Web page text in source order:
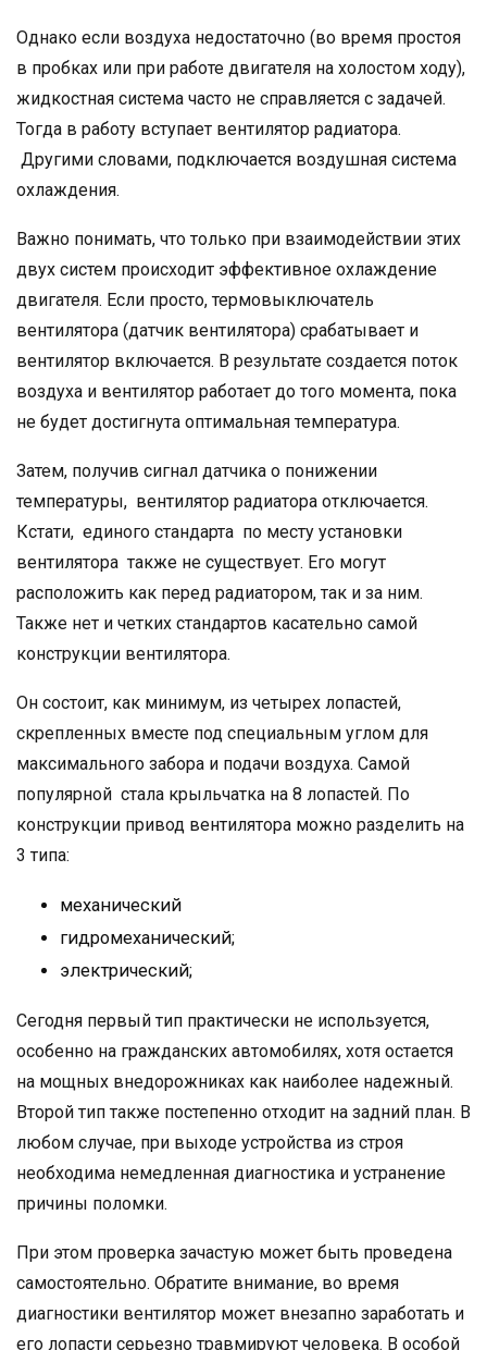
Однако если воздуха недостаточно (во время простоя
в пробках или при работе двигателя на холостом ходу),
жидкостная система часто не справляется с задачей.
Тогда в работу вступает вентилятор радиатора.
Другими словами, подключается воздушная система
охлаждения.
Важно понимать, что только при взаимодействии этих
двух систем происходит эффективное охлаждение
двигателя. Если просто, термовыключатель
вентилятора (датчик вентилятора) срабатывает и
вентилятор включается. В результате создается поток
воздуха и вентилятор работает до того момента, пока
не будет достигнута оптимальная температура.
Затем, получив сигнал датчика о понижении
температуры, вентилятор радиатора отключается.
Кстати, единого стандарта по месту установки
вентилятора также не существует. Его могут
расположить как перед радиатором, так и за ним.
Также нет и четких стандартов касательно самой
конструкции вентилятора.
Он состоит, как минимум, из четырех лопастей,
скрепленных вместе под специальным углом для
максимального забора и подачи воздуха. Самой
популярной стала крыльчатка на 8 лопастей. По
конструкции привод вентилятора можно разделить на
3 типа:
механический
гидромеханический;
электрический;
Сегодня первый тип практически не используется,
особенно на гражданских автомобилях, хотя остается
на мощных внедорожниках как наиболее надежный.
Второй тип также постепенно отходит на задний план. В
любом случае, при выходе устройства из строя
необходима немедленная диагностика и устранение
причины поломки.
При этом проверка зачастую может быть проведена
самостоятельно. Обратите внимание, во время
диагностики вентилятор может внезапно заработать и
его лопасти серьезно травмируют человека. В особой